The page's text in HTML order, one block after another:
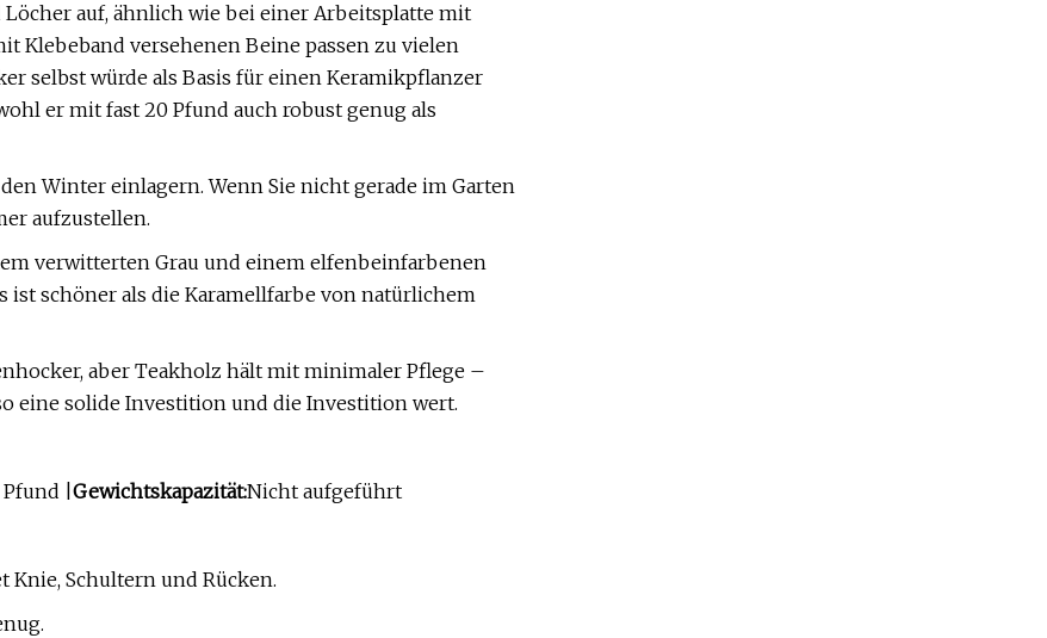
auf, ähnlich wie bei einer Arbeitsplatte mit
Klebeband versehenen Beine passen zu vielen
selbst würde als Basis für einen Keramikpflanzer
er mit fast 20 Pfund auch robust genug als
Winter einlagern. Wenn Sie nicht gerade im Garten
aufzustellen.
verwitterten Grau und einem elfenbeinfarbenen
ist schöner als die Karamellfarbe von natürlichem
aber Teakholz hält mit minimaler Pflege –
eine solide Investition und die Investition wert.
Pfund | Gewichtskapazität:Nicht aufgeführt
Schultern und Rücken.